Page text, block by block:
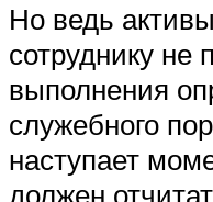
Но ведь
сотруднику не
выполнения
служебного
наступает
должен